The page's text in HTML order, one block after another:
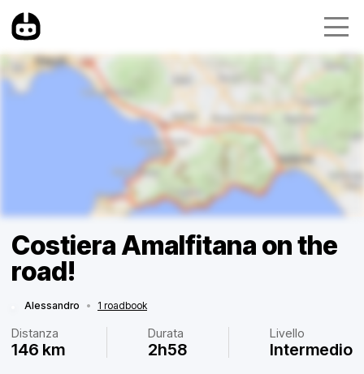
Costiera Amalfitana on the
road!
Alessandro • 1 roadbook
Distanza
146 km
Durata
2h58
Livello
Intermedio